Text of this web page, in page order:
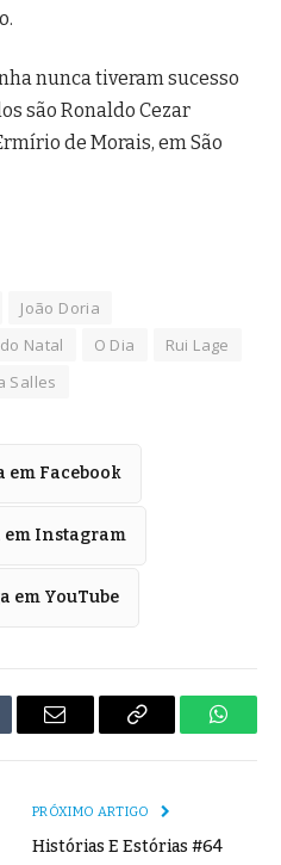
nunca tiveram sucesso
são Ronaldo Cezar
de Morais, em São
João Doria
Natal O Dia
Rui Lage
Salles
em Facebook
em Instagram
em YouTube
E-
Copiar
PRÓXIMO ARTIGO
Histórias E Estórias #64